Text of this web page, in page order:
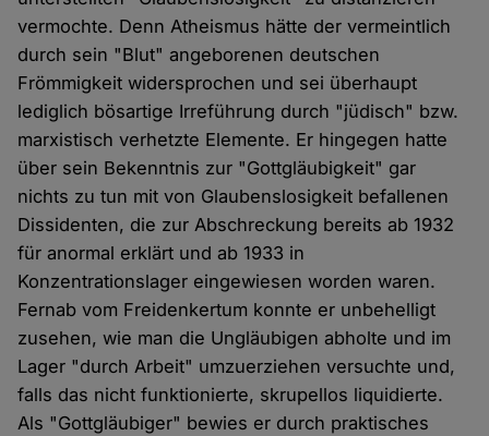
vermochte. Denn Atheismus hätte der vermeintlich
durch sein "Blut" angeborenen deutschen
Frömmigkeit widersprochen und sei überhaupt
lediglich bösartige Irreführung durch "jüdisch" bzw.
marxistisch verhetzte Elemente. Er hingegen hatte
über sein Bekenntnis zur "Gottgläubigkeit" gar
nichts zu tun mit von Glaubenslosigkeit befallenen
Dissidenten, die zur Abschreckung bereits ab 1932
für anormal erklärt und ab 1933 in
Konzentrationslager eingewiesen worden waren.
Fernab vom Freidenkertum konnte er unbehelligt
zusehen, wie man die Ungläubigen abholte und im
Lager "durch Arbeit" umzuerziehen versuchte und,
falls das nicht funktionierte, skrupellos liquidierte.
Als "Gottgläubiger" bewies er durch praktisches